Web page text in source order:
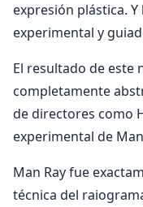
expresión plástica.
experimental y
El resultado de este
completamente
de directores como
experimental de
Man Ray fue
técnica del